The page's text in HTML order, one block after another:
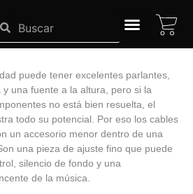
puede tener excelentes parlantes,
una fuente a la altura, pero si la
no está bien resuelta, el
todo su potencial. Por eso los cables
un accesorio menor dentro de una
una pieza de ajuste fino que puede
silencio de fondo y una
de la música.